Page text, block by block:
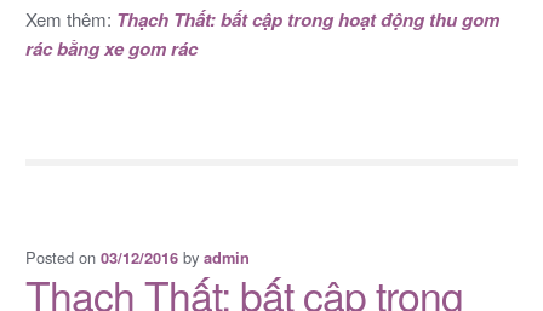
Xem thêm: Thạch Thất: bất cập trong hoạt động thu gom
rác bằng xe gom rác
Posted on 03/12/2016by admin
Thạch Thất: bất cập trong